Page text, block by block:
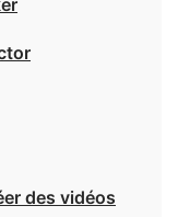
des vidéos